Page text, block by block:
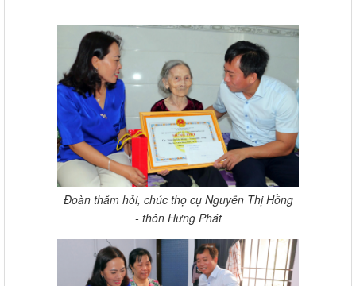
Đoàn thăm hỏi, chúc thọ cụ Nguyễn Thị Hồng
- thôn Hưng Phát